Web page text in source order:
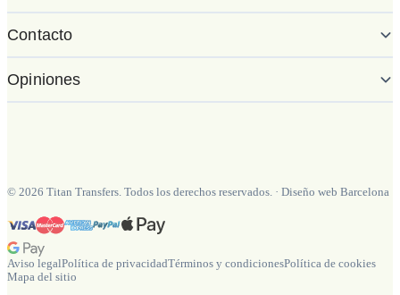
Contacto
Opiniones
© 2026 Titan Transfers. Todos los derechos reservados. · Diseño web Barcelona
Aviso legalPolítica de privacidadTérminos y condicionesPolítica de cookies
Mapa del sitio